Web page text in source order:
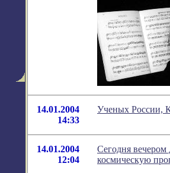
14.01.2004
14:33
Ученых России,
14.01.2004
12:04
Сегодня
космическую